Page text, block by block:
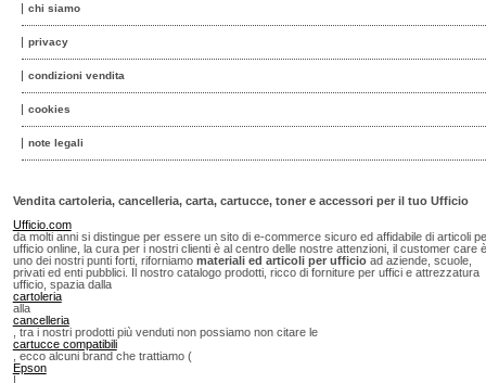
chi siamo
privacy
condizioni vendita
cookies
note legali
Vendita cartoleria, cancelleria, carta, cartucce, toner e accessori per il tuo Ufficio
Ufficio.com
da molti anni si distingue per essere un sito di e-commerce sicuro ed affidabile di articoli
ufficio online, la cura per i nostri clienti è al centro delle nostre attenzioni, il customer care è
uno dei nostri punti forti, riforniamo materiali ed articoli per ufficioad aziende, scuole,
privati ed enti pubblici. Il nostro catalogo prodotti, ricco di forniture per uffici e attrezzatura
ufficio, spazia dalla
cartoleria
alla
cancelleria
, tra i nostri prodotti più venduti non possiamo non citare le
cartucce compatibili
, ecco alcuni brand che trattiamo (
Epson
|